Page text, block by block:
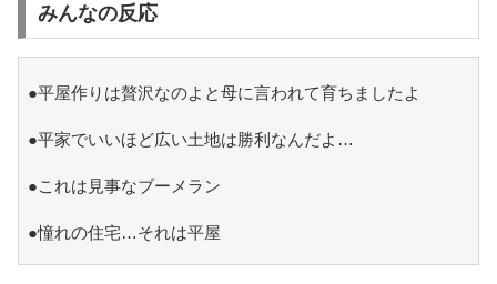
みんなの反応
●平屋作りは贅沢なのよと母に言われて育ちましたよ
●平家でいいほど広い土地は勝利なんだよ…
●これは見事なブーメラン
●憧れの住宅…それは平屋